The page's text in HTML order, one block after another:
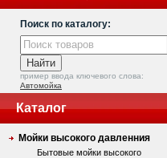
Поиск по каталогу:
пример ввода ключевого слова:
Автомойка
Каталог
Мойки высокого давленния
Бытовые мойки высокого